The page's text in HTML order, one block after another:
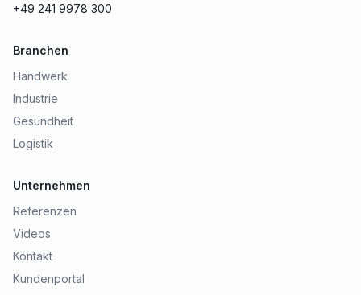
+49 241 9978 300
Branchen
Handwerk
Industrie
Gesundheit
Logistik
Unternehmen
Referenzen
Videos
Kontakt
Kundenportal